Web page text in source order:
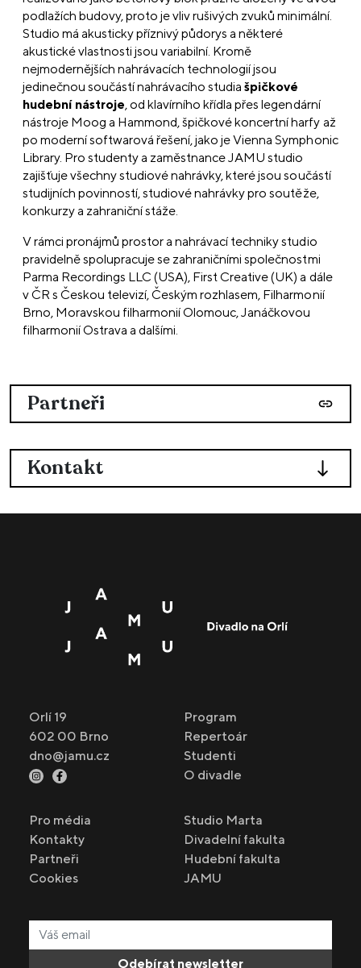
podlažích budovy, proto je vliv rušivých zvuků minimální.
Studio má akusticky příznivý půdorys a některé
akustické vlastnosti jsou variabilní. Kromě
nejmodernějších nahrávacích technologií jsou
jedinečnou součástí nahrávacího studiašpičkové
hudební nástroje, od klavírního křídla přes legendární
nástroje Moog a Hammond, špičkové koncertní harfy až
po moderní softwarová řešení, jako je Vienna Symphonic
Library. Pro studenty a zaměstnance JAMU studio
zajišťuje všechny studiové nahrávky, které jsou součástí
studijních povinností, studiové nahrávky pro soutěže,
konkurzy a zahraniční stáže.
V rámci pronájmů prostor a nahrávací techniky studio
pravidelně spolupracuje se zahraničními společnostmi
Parma Recordings LLC (USA), First Creative (UK) a dále
v ČR s Českou televizí, Českým rozhlasem, Filharmonií
Brno, Moravskou filharmonií Olomouc, Janáčkovou
filharmonií Ostrava a dalšími.
Partneři
Kontakt
Orlí 19
602 00 Brno
dno@jamu.cz
Program
Repertoár
Studenti
O divadle
Pro média
Kontakty
Partneři
Cookies
Studio Marta
Divadelní fakulta
Hudební fakulta
JAMU